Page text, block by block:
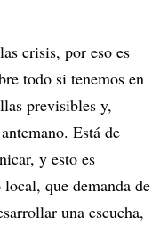
crisis, por eso es
todo si tenemos en
previsibles y,
Está de
y esto es
que demanda de
una escucha,